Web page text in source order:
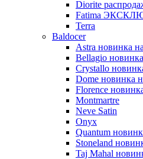
Diorite
Fatima
Terra
Baldoсer
Astra новинка
Bellagio
Crystallo
Dome новинка
Florence
Montmartre
Neve Satin
Onyx
Quantum
Stoneland
Taj Mahal